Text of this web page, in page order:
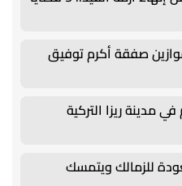
صفقة أكرم توفيق
في مدينة ريزا التركية
للزمالك ويتمسك